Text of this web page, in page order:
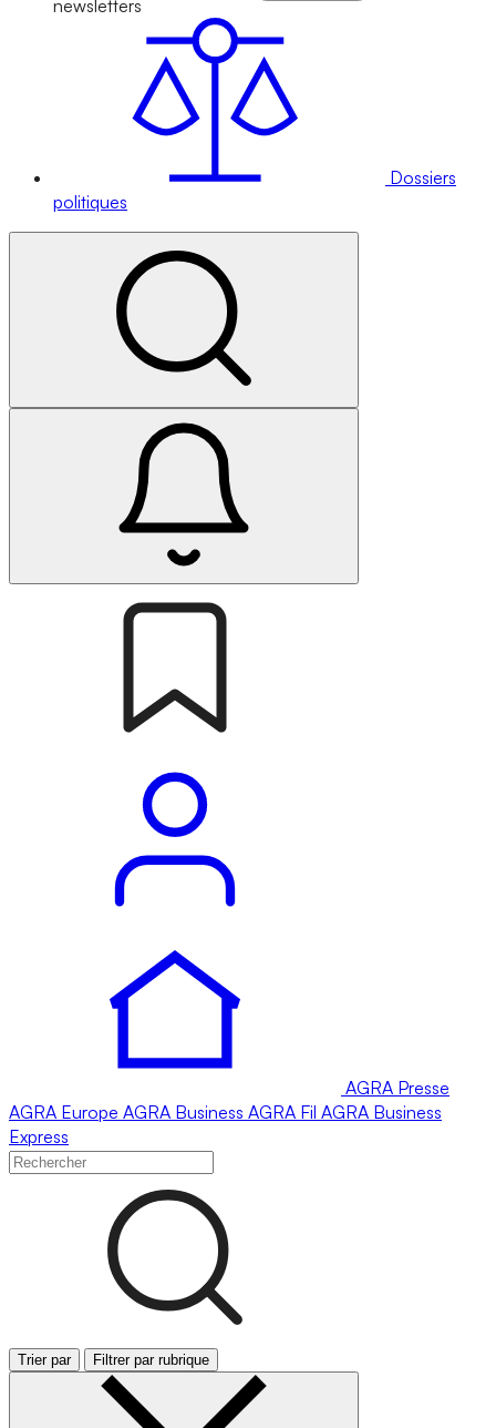
newsletters
Dossiers
politiques
AGRA Presse
AGRA Europe AGRA Business AGRA Fil AGRA Business
Express
Trier par Filtrer par rubrique